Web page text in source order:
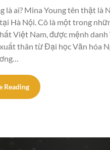
là ai? Mina Young tên thật là
Hà Nội. Cô là một trong
Việt Nam, được mệnh danh
xuất thân từ Đại học Văn hóa
Reading